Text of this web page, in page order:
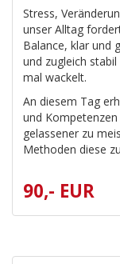
Stress,
unser Alltag
Balance, klar und
und zugleich stabil
mal wackelt.
An diesem Tag
und
gelassener zu
Methoden diese
90,- EUR